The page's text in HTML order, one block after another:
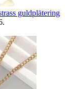
guldplätering
.